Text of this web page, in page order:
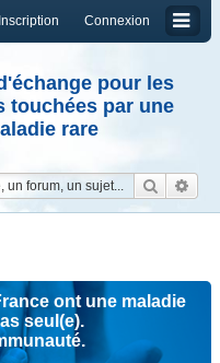
Connexion
Inscription
pour les
touchées par une
rare
ont une maladie
seul(e).